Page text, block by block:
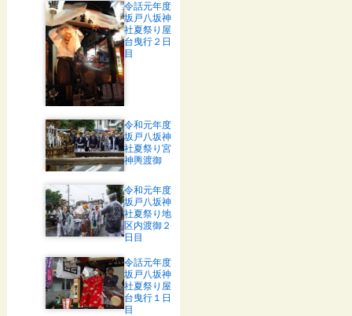
令話元年度
坂戸八坂神
社夏祭り屋
台曳行２日
目
令和元年度
坂戸八坂神
社夏祭り宮
神輿渡御
令和元年度
坂戸八坂神
社夏祭り地
区内渡御２
日目
令話元年度
坂戸八坂神
社夏祭り屋
台曳行１日
目